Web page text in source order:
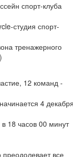
спорт-клуба
студия спорт-
тренажерного
12 команд -
4
18 часов 00 минут
преодолевает все